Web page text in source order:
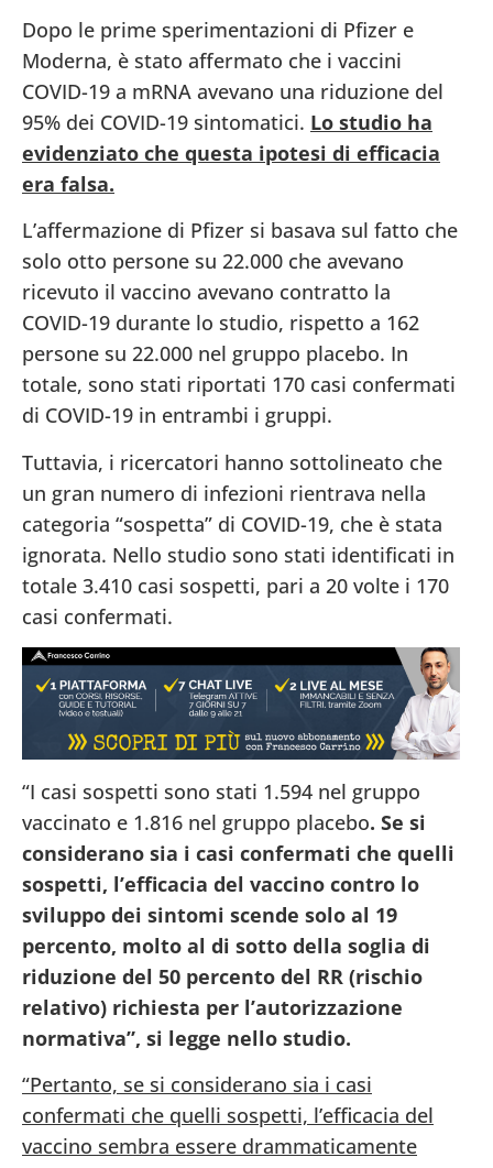
Dopo le prime sperimentazioni di Pfizer e
Moderna, è stato affermato che i vaccini
COVID-19 a mRNA avevano una riduzione del
95% dei COVID-19 sintomatici. Lo studio ha
evidenziato che questa ipotesi di efficacia
era falsa.
L’affermazione di Pfizer si basava sul fatto che
solo otto persone su 22.000 che avevano
ricevuto il vaccino avevano contratto la
COVID-19 durante lo studio, rispetto a 162
persone su 22.000 nel gruppo placebo. In
totale, sono stati riportati 170 casi confermati
di COVID-19 in entrambi i gruppi.
Tuttavia, i ricercatori hanno sottolineato che
un gran numero di infezioni rientrava nella
categoria “sospetta” di COVID-19, che è stata
ignorata. Nello studio sono stati identificati in
totale 3.410 casi sospetti, pari a 20 volte i 170
casi confermati.
“I casi sospetti sono stati 1.594 nel gruppo
vaccinato e 1.816 nel gruppo placebo. Se si
considerano sia i casi confermati che quelli
sospetti, l’efficacia del vaccino contro lo
sviluppo dei sintomi scende solo al 19
percento, molto al di sotto della soglia di
riduzione del 50 percento del RR (rischio
relativo) richiesta per l’autorizzazione
normativa”, si legge nello studio.
“Pertanto, se si considerano sia i casi
confermati che quelli sospetti, l’efficacia del
vaccino sembra essere drammaticamente